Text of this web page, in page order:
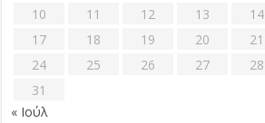
10
11 12 13 14
17
18 19 20 21
24
25 26 27 28
31
« Ιούλ